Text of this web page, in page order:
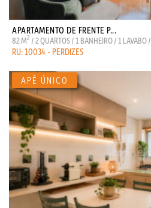
APARTAMENTO DE FRENTE P...
82 M2 / 2 QUARTOS / 1 BANHEIRO / 1 LAVABO
RU: 10034 - PERDIZES